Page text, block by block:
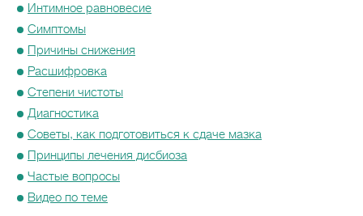
Интимное равновесие
Симптомы
Причины снижения
Расшифровка
Степени чистоты
Диагностика
Советы, как подготовиться к сдаче мазка
Принципы лечения дисбиоза
Частые вопросы
Видео по теме